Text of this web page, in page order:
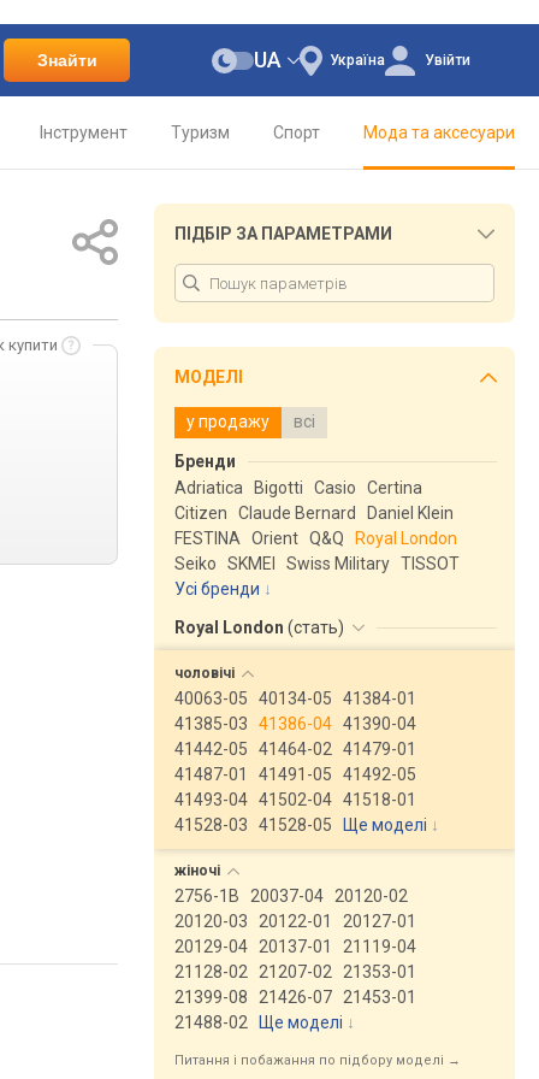
Знайти Україна
UA Увійти
Інструмент Туризм Спорт Мода та аксесуари
купити
ПІДБІР ЗА ПАРАМЕТРАМИ
МОДЕЛІ
у продажу всі
Бренди
Adriatica
Bigotti Casio
Certina
Citizen
Claude Bernard
Daniel Klein
FESTINA
Orient Q&Q
Royal London
Seiko
SKMEI Swiss Military TISSOT
Усі бренди
Royal London (стать)
чоловічі
40063-05 40134-05
41384-01
41385-03
41386-04 41390-04
41442-05
41464-02
41479-01
41487-01
41491-05
41492-05
41493-04 41502-04 41518-01
41528-03
41528-05 Ще моделі ↓
жіночі
2756-1B 20037-04
20120-02
20120-03
20122-01
20127-01
20129-04
20137-01
21119-04
21128-02
21207-02
21353-01
21399-08
21426-07
21453-01
21488-02
Ще моделі ↓
Питання і побажання по підбору моделі →